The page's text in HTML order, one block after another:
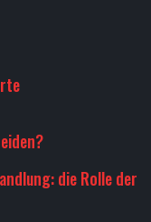
die Rolle der